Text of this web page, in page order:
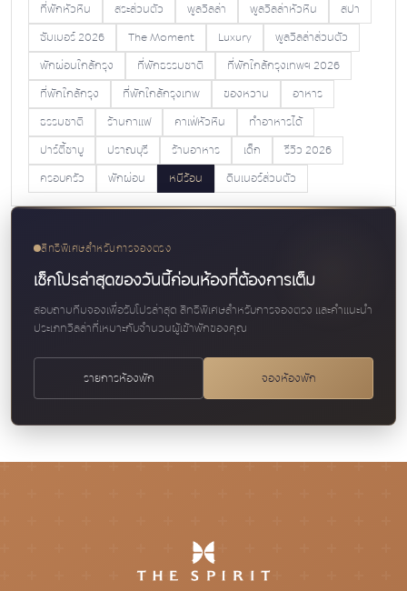
ที่พักหัวหิน สระส่วนตัว พูลวิลล่า พูลวิลล่าหัวหิน
สปา
ซัมเมอร์ 2026
The Moment Luxury
พูลวิลล่าส่วนตัว
พักผ่อนใกล้กรุง
ที่พักธรรมชาติ
ที่พักใกล้กรุงเทพฯ 2026
ที่พักใกล้กรุง
ที่พักใกล้กรุงเทพ ของหวาน
อาหาร
ธรรมชาติ
ร้านกาแฟ คาเฟ่หัวหิน
ทำอาหารได้
ปาร์ตี้ชาบู
ปราณบุรี ร้านอาหาร เด็ก
รีวิว 2026
ครอบครัว
พักผ่อน หนีร้อน ดินเนอร์ส่วนตัว
สิทธิพิเศษสำหรับการจองตรง
เช็กโปรล่าสุดของวันนี้ก่อนห้องที่ต้องการเต็ม
สอบถามทีมจองเพื่อรับโปรล่าสุด สิทธิพิเศษสำหรับการจองตรง และคำแนะนำ
ประเภทวิลล่าที่เหมาะกับจำนวนผู้เข้าพักของคุณ
รายการห้องพัก จองห้องพัก